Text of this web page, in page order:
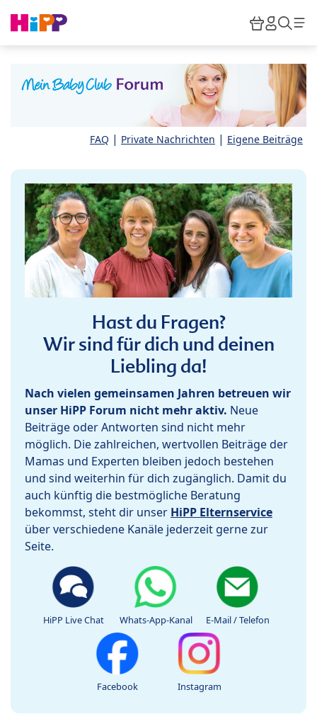
HiPP
FAQ | Private Nachrichten | Eigene Beiträge
Hast du Fragen?
Wir sind für dich und deinen
Liebling da!
Nach vielen gemeinsamen Jahren betreuen wir
unser HiPP Forum nicht mehr aktiv. Neue
Beiträge oder Antworten sind nicht mehr
möglich. Die zahlreichen, wertvollen Beiträge der
Mamas und Experten bleiben jedoch bestehen
und sind weiterhin für dich zugänglich. Damit du
auch künftig die bestmögliche Beratung
bekommst, steht dir unser HiPP Elternservice
über verschiedene Kanäle jederzeit gerne zur
Seite.
HiPP Live Chat Whats-App-Kanal E-Mail / Telefon
Facebook Instagram